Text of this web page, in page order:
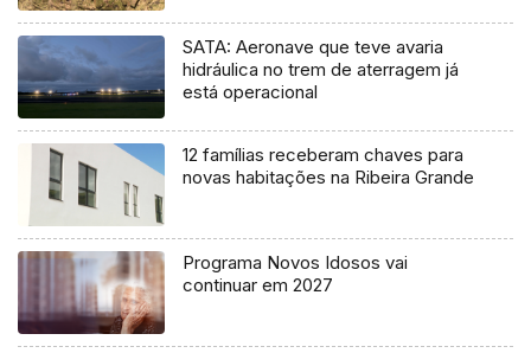
SATA: Aeronave que teve avaria
hidráulica no trem de aterragem já
está operacional
12 famílias receberam chaves para
novas habitações na Ribeira Grande
Programa Novos Idosos vai
continuar em 2027